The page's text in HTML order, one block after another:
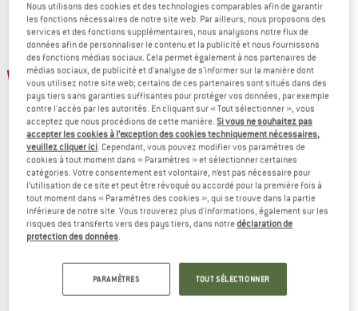
Jusqu'à -47 %
HEBER PEAK
MerinoMix150 PineconeHe. Logo T-Shirt
Haut en mérinos
59,95 €à partir de 31,77 €
Jusqu'à -45 %
STOIC
Merino155 LaholmSt. T-Shirt
Haut en mérinos
Nous utilisons des cookies et des technologies comparables afin de garantir
les fonctions nécessaires de notre site web. Par ailleurs, nous proposons des
services et des fonctions supplémentaires, nous analysons notre flux de
données afin de personnaliser le contenu et la publicité et nous fournissons
des fonctions médias sociaux. Cela permet également à nos partenaires de
médias sociaux, de publicité et d'analyse de s'informer sur la manière dont
vous utilisez notre site web; certains de ces partenaires sont situés dans des
pays tiers sans garanties suffisantes pour protéger vos données, par exemple
contre l'accès par les autorités. En cliquant sur « Tout sélectionner », vous
acceptez que nous procédions de cette manière.Si vous ne souhaitez pas
accepter les cookies à l’exception des cookies techniquement nécessaires,
veuillez cliquer ici. Cependant, vous pouvez modifier vos paramètres de
cookies à tout moment dans « Paramètres » et sélectionner certaines
catégories. Votre consentement est volontaire, n’est pas nécessaire pour
l’utilisation de ce site et peut être révoqué ou accordé pour la première fois à
tout moment dans « Paramètres des cookies », qui se trouve dans la partie
inférieure de notre site. Vous trouverez plus d'informations, également sur les
risques des transferts vers des pays tiers, dans notredéclaration de
protection des données.
PARAMÈTRES TOUT SÉLECTIONNER